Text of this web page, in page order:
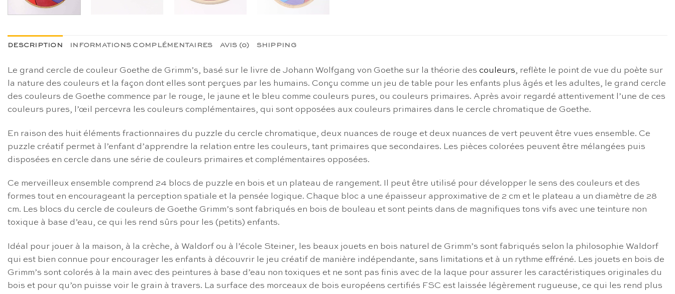
DESCRIPTION INFORMATIONS COMPLÉMENTAIRES AVIS (0) SHIPPING
Le grand cercle de couleur Goethe de Grimm’s, basé sur le livre de Johann Wolfgang von Goethe sur la théorie des couleurs, reflète le point de vue du poète sur
la nature des couleurs et la façon dont elles sont perçues par les humains. Conçu comme un jeu de table pour les enfants plus âgés et les adultes, le grand cercle
des couleurs de Goethe commence par le rouge, le jaune et le bleu comme couleurs pures, ou couleurs primaires. Après avoir regardé attentivement l’une de ces
couleurs pures, l’œil percevra les couleurs complémentaires, qui sont opposées aux couleurs primaires dans le cercle chromatique de Goethe.
En raison des huit éléments fractionnaires du puzzle du cercle chromatique, deux nuances de rouge et deux nuances de vert peuvent être vues ensemble. Ce
puzzle créatif permet à l’enfant d’apprendre la relation entre les couleurs, tant primaires que secondaires. Les pièces colorées peuvent être mélangées puis
disposées en cercle dans une série de couleurs primaires et complémentaires opposées.
Ce merveilleux ensemble comprend 24 blocs de puzzle en bois et un plateau de rangement. Il peut être utilisé pour développer le sens des couleurs et des
formes tout en encourageant la perception spatiale et la pensée logique. Chaque bloc a une épaisseur approximative de 2 cm et le plateau a un diamètre de 28
cm. Les blocs du cercle de couleurs de Goethe Grimm’s sont fabriqués en bois de bouleau et sont peints dans de magnifiques tons vifs avec une teinture non
toxique à base d’eau, ce qui les rend sûrs pour les (petits) enfants.
Idéal pour jouer à la maison, à la crèche, à Waldorf ou à l’école Steiner, les beaux jouets en bois naturel de Grimm’s sont fabriqués selon la philosophie Waldorf
qui est bien connue pour encourager les enfants à découvrir le jeu créatif de manière indépendante, sans limitations et à un rythme effréné. Les jouets en bois de
Grimm’s sont colorés à la main avec des peintures à base d’eau non toxiques et ne sont pas finis avec de la laque pour assurer les caractéristiques originales du
bois et pour qu’on puisse voir le grain à travers. La surface des morceaux de bois européens certifiés FSC est laissée légèrement rugueuse, ce qui les rend plus